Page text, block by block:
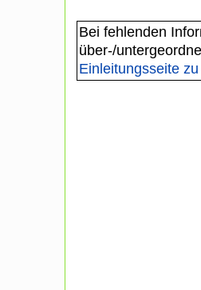
Bei fehlenden
über-/
Einleitungsseite